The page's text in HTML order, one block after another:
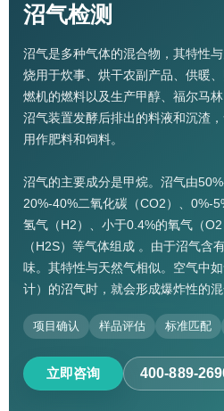
沼气检测
沼气是多种气体的混合物，其特性
烧用于炊事、烘干农副产品、供暖
燃机的燃料以及生产甲醇、福尔马
沼气装置发酵后排出的料液和沉渣
用作肥料和饲料。
沼气的主要成分是甲烷。沼气由
20%-40%二氧化碳（CO2）、0%-
氢气（H2）、小于0.4%的氧气（
（H2S）等气体组成 。由于沼气含
味。其特性与天然气相似。空气中
计）的沼气时，就会形成爆炸性的混
项目确认 样品评估 标准匹配
立即咨询 400-889-